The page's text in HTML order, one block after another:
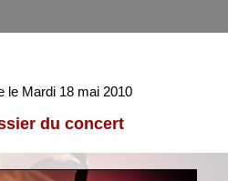
le Mardi 18 mai 2010
du concert